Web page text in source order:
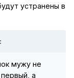
устранены в
мужу не
а